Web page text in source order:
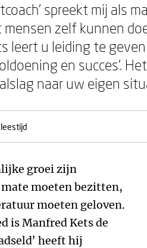
spreekt mij als
zelf kunnen
leert u leiding te
en succes’.
naar uw eigen
groei zijn
mate moeten bezitten,
moeten geloven.
is Manfred Kets de
heeft hij